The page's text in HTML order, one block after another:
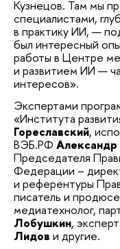
Кузнецов. Там мы
специалистами,
в практику ИИ, —
был интересный
работы в Центре
и развитием ИИ —
интересов».
Экспертами
«Института
Гореславский,
ВЭБ.РФ
Председателя
Федерации –
и референтуры
писатель и
медиатехнолог,
Лобушкин,
Лидов и другие.